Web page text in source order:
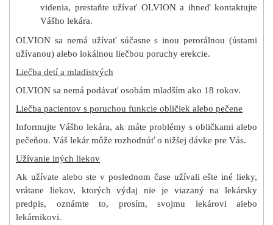
videnia, prestaňte užívať OLVION a ihneď kontaktujte
Vášho lekára.
OLVION sa nemá užívať súčasne s inou perorálnou (ústami
užívanou) alebo lokálnou liečbou poruchy erekcie.
Liečba detí a mladistvých
OLVION sa nemá podávať osobám mladším ako 18 rokov.
Liečba pacientov s poruchou funkcie obličiek alebo pečene
Informujte Vášho lekára, ak máte problémy s obličkami alebo
pečeňou. Váš lekár môže rozhodnúť o nižšej dávke pre Vás.
Užívanie iných liekov
Ak užívate alebo ste v poslednom čase užívali ešte iné lieky,
vrátane liekov, ktorých výdaj nie je
viazaný na lekársky
predpis, oznámte to, prosím, svojmu lekárovi alebo
lekárnikovi.